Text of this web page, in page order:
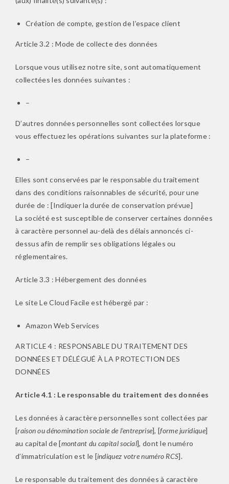
Création de compte, gestion de l’espace client
Article 3.2 : Mode de collecte des données
Lorsque vous utilisez notre site, sont automatiquement
collectées les données suivantes :
–
D’autres données personnelles sont collectées lorsque
vous effectuez les opérations suivantes sur la plateforme :
–
Elles sont conservées par le responsable du traitement
dans des conditions raisonnables de sécurité, pour une
durée de : [Indiquer la durée de conservation prévue]
La société est susceptible de conserver certaines données
à caractère personnel au-delà des délais annoncés ci-
dessus afin de remplir ses obligations légales ou
réglementaires.
Article 3.3 : Hébergement des données
Le site Le Cloud Facile est hébergé par :
Amazon Web Services
ARTICLE 4 : RESPONSABLE DU TRAITEMENT DES
DONNÉES ET DÉLÉGUÉ À LA PROTECTION DES
DONNÉES
Article 4.1 : Le responsable du traitement des données
Les données à caractère personnelles sont collectées par
[raison ou dénomination sociale de l’entreprise], [forme juridique]
au capital de [montant du capital social], dont le numéro
d’immatriculation est le [indiquez votre numéro RCS].
Le responsable du traitement des données à caractère